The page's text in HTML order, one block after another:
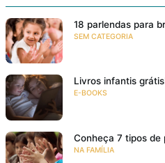
18 parlendas para
SEM CATEGORIA
Livros infantis
E-BOOKS
Conheça 7 tipos de
NA FAMÍLIA